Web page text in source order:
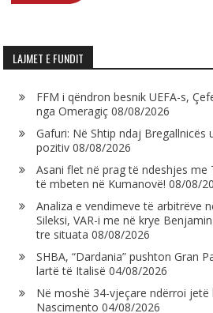
LAJMET E FUNDIT
FFM i qëndron besnik UEFA-s,
nga Omeragiç 08/08/2026
Gafuri: Në Shtip ndaj
pozitiv 08/08/2026
Asani flet në prag të ndeshjes me
të mbeten në Kumanovë! 08/08/
Analiza e vendimeve të arbitrëve
Sileksi, VAR-i me në krye
tre situata 08/08/2026
SHBA, “Dardania” pushton Gran
lartë të Italisë 04/08/2026
Në moshë 34-vjeçare ndërroi jetë
Nascimento 04/08/2026